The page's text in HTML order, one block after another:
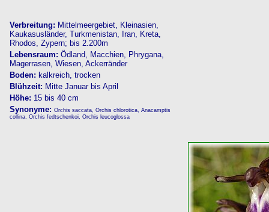
Verbreitung: Mittelmeergebiet, Kleinasien,
Kaukasusländer, Turkmenistan, Iran, Kreta,
Rhodos, Zypern; bis 2.200m
Lebensraum: Ödland, Macchien, Phrygana,
Magerrasen, Wiesen, Ackerränder
Boden: kalkreich, trocken
Blühzeit: Mitte Januar bis April
Höhe: 15 bis 40 cm
Synonyme: Orchis saccata, Orchis chlorotica, Anacamptis
collina, Orchis fedtschenkoi, Orchis leucoglossa